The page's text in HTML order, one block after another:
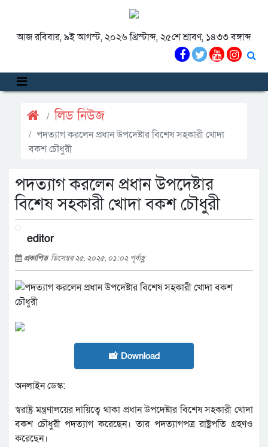
আজ রবিবার, ৯ই আগস্ট, ২০২৬ খ্রিস্টাব্দ, ২৫শে শ্রাবণ, ১৪৩৩ বঙ্গাব্দ
লিড নিউজ
পদত্যাগ করলেন প্রধান উপদেষ্টার বিশেষ সহকারী খোদা
বকশ চৌধুরী
পদত্যাগ করলেন প্রধান উপদেষ্টার
বিশেষ সহকারী খোদা বকশ চৌধুরী
editor
প্রকাশিত ডিসেম্বর ২৫, ২০২৫, ০১:০২ পূর্বাহ্ণ
📸 Download
অনলাইন ডেস্ক:
স্বরাষ্ট্র মন্ত্রণালয়ের দায়িত্বে থাকা প্রধান উপদেষ্টার বিশেষ সহকারী খোদা
বকশ চৌধুরী পদত্যাগ করেছেন। তার পদত্যাগপত্র রাষ্ট্রপতি গ্রহণও
করেছেন।